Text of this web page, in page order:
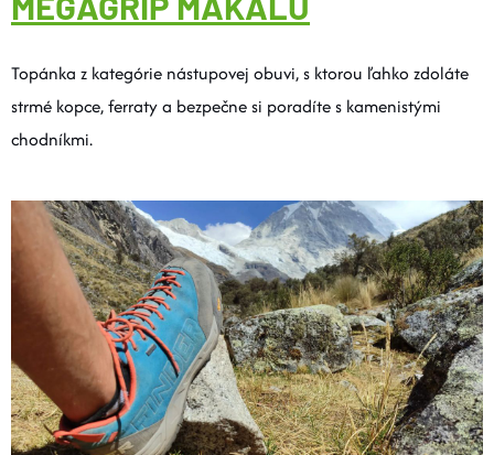
Topánka z kategórie nástupovej obuvi, s ktorou ľahko zdoláte
strmé kopce, ferraty a bezpečne si poradíte s kamenistými
chodníkmi.